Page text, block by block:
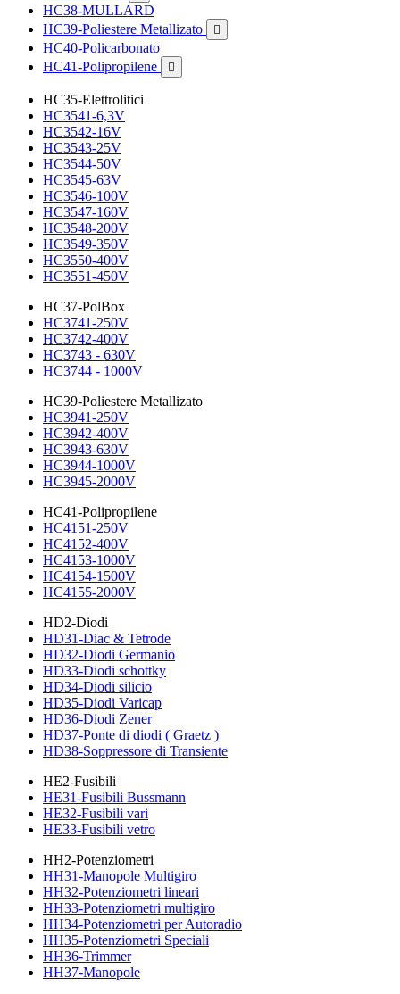
HC38-MULLARD
HC39-Poliestere Metallizato

HC40-Policarbonato
HC41-Polipropilene

HC35-Elettrolitici
HC3541-6,3V
HC3542-16V
HC3543-25V
HC3544-50V
HC3545-63V
HC3546-100V
HC3547-160V
HC3548-200V
HC3549-350V
HC3550-400V
HC3551-450V
HC37-PolBox
HC3741-250V
HC3742-400V
HC3743 - 630V
HC3744 - 1000V
HC39-Poliestere Metallizato
HC3941-250V
HC3942-400V
HC3943-630V
HC3944-1000V
HC3945-2000V
HC41-Polipropilene
HC4151-250V
HC4152-400V
HC4153-1000V
HC4154-1500V
HC4155-2000V
HD2-Diodi
HD31-Diac & Tetrode
HD32-Diodi Germanio
HD33-Diodi schottky
HD34-Diodi silicio
HD35-Diodi Varicap
HD36-Diodi Zener
HD37-Ponte di diodi ( Graetz )
HD38-Soppressore di Transiente
HE2-Fusibili
HE31-Fusibili Bussmann
HE32-Fusibili vari
HE33-Fusibili vetro
HH2-Potenziometri
HH31-Manopole Multigiro
HH32-Potenziometri lineari
HH33-Potenziometri multigiro
HH34-Potenziometri per Autoradio
HH35-Potenziometri Speciali
HH36-Trimmer
HH37-Manopole